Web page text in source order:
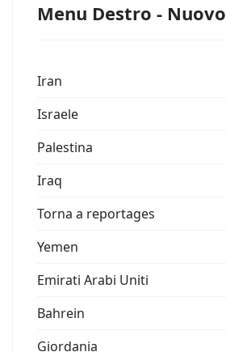
Menu Destro - Nuovo
Iran
Israele
Palestina
Iraq
Torna a reportages
Yemen
Emirati Arabi Uniti
Bahrein
Giordania